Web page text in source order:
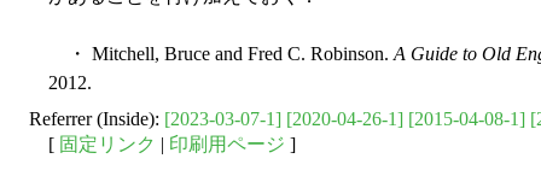
・ Mitchell, Bruce and Fred C. Robinson. A Guide to Old
2012.
Referrer (Inside): [2023-03-07-1] [2020-04-26-1] [2015-04-08-1]
[ 固定リンク | 印刷用ページ ]